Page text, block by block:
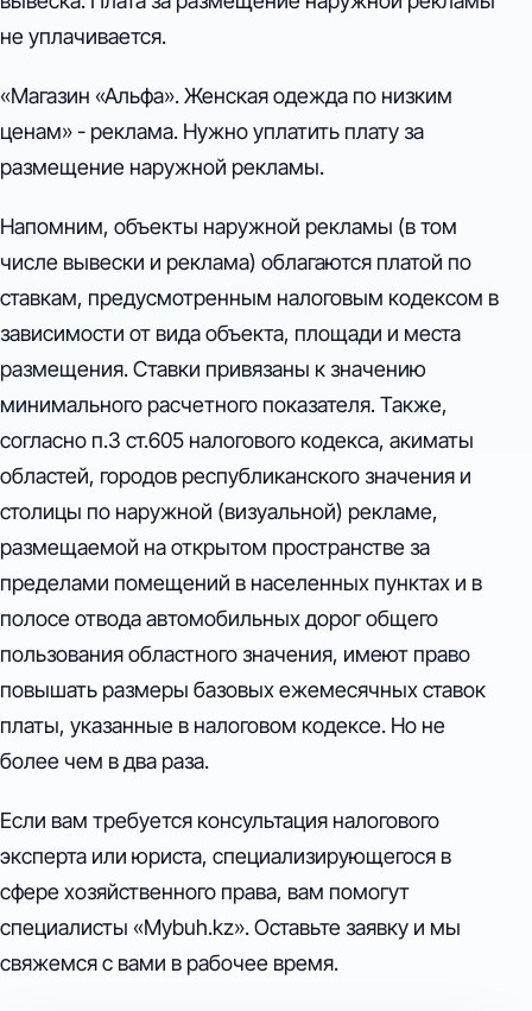
не уплачивается.
«Магазин «Альфа». Женская одежда по низким
ценам» - реклама. Нужно уплатить плату за
размещение наружной рекламы.
Напомним, объекты наружной рекламы (в том
числе вывески и реклама) облагаются платой по
ставкам, предусмотренным налоговым кодексом в
зависимости от вида объекта, площади и места
размещения. Ставки привязаны к значению
минимального расчетного показателя. Также,
согласно п.3 ст.605 налогового кодекса, акиматы
областей, городов республиканского значения и
столицы по наружной (визуальной) рекламе,
размещаемой на открытом пространстве за
пределами помещений в населенных пунктах и в
полосе отвода автомобильных дорог общего
пользования областного значения, имеют право
повышать размеры базовых ежемесячных ставок
платы, указанные в налоговом кодексе. Но не
более чем в два раза.
Если вам требуется консультация налогового
эксперта или юриста, специализирующегося в
сфере хозяйственного права, вам помогут
специалисты «Mybuh.kz». Оставьте заявку и мы
свяжемся с вами в рабочее время.